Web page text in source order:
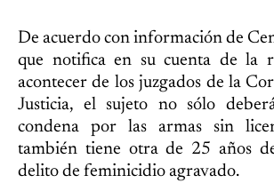
De acuerdo con información de
que notifica en su cuenta de la
acontecer de los juzgados de la
Justicia, el sujeto no sólo
condena por las armas sin
también tiene otra de 25 años
delito de feminicidio agravado.